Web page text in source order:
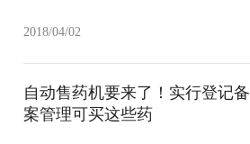
2018/04/02
自动售药机要来了！实行登记备
案管理可买这些药